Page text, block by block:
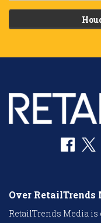
Over RetailTrends
RetailTrends Media